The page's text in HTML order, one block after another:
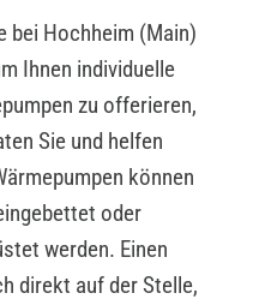
bei Hochheim (Main)
Ihnen individuelle
zu offerieren,
Sie und helfen
können
oder
werden. Einen
direkt auf der Stelle,